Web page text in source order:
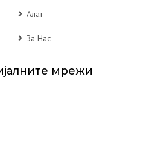
Алат
За Нас
мрежи